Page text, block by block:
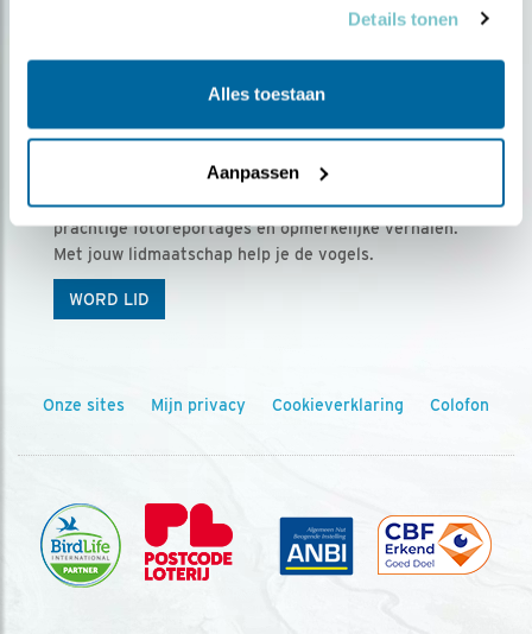
Details tonen
Alles toestaan
Aanpassen
Ontvang 5 x Vogels voor € 36,00 per jaar
Vogels is het tijdschrift voor onze leden, met
prachtige fotoreportages en opmerkelijke verhalen.
Met jouw lidmaatschap help je de vogels.
WORD LID
Onze sites Mijn privacy Cookieverklaring Colofon